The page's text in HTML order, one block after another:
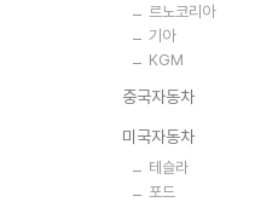
르노코리아
기아
KGM
중국자동차
미국자동차
테슬라
포드